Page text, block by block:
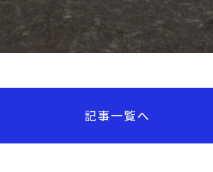
記事一覧へ